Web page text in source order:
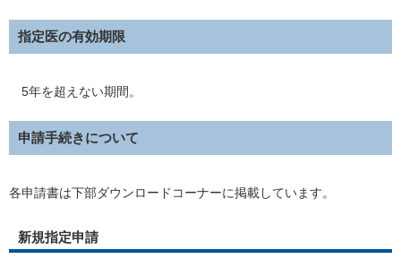
指定医の有効期限
5年を超えない期間。
申請手続きについて
各申請書は下部ダウンロードコーナーに掲載しています。
新規指定申請